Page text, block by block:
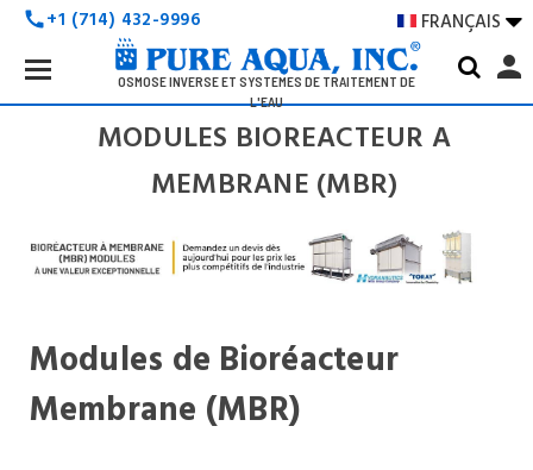
call+1 (714) 432-9996 FRANÇAIS 
OSMOSE INVERSE ET SYSTÈMES DE TRAITEMENT DE
L'EAU
Search
Keyword:
person
MODULES BIOREACTEUR A
MEMBRANE (MBR)
Modules de Bioréacteur
Membrane (MBR)